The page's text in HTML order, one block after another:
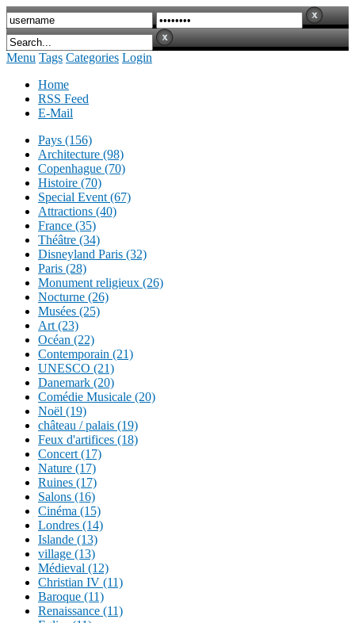
Menu Tags Categories Login
Home
RSS Feed
E-Mail
Pays (156)
Architecture (98)
Copenhague (70)
Histoire (70)
Special Event (67)
Attractions (40)
France (35)
Théâtre (34)
Disneyland Paris (32)
Paris (28)
Monument religieux (26)
Nocturne (26)
Musées (25)
Art (23)
Océan (22)
Contemporain (21)
UNESCO (21)
Danemark (20)
Comédie Musicale (20)
Noël (19)
château / palais (19)
Feux d'artifices (18)
Concert (17)
Nature (17)
Ruines (17)
Salons (16)
Cinéma (15)
Londres (14)
Islande (13)
village (13)
Médieval (12)
Christian IV (11)
Baroque (11)
Renaissance (11)